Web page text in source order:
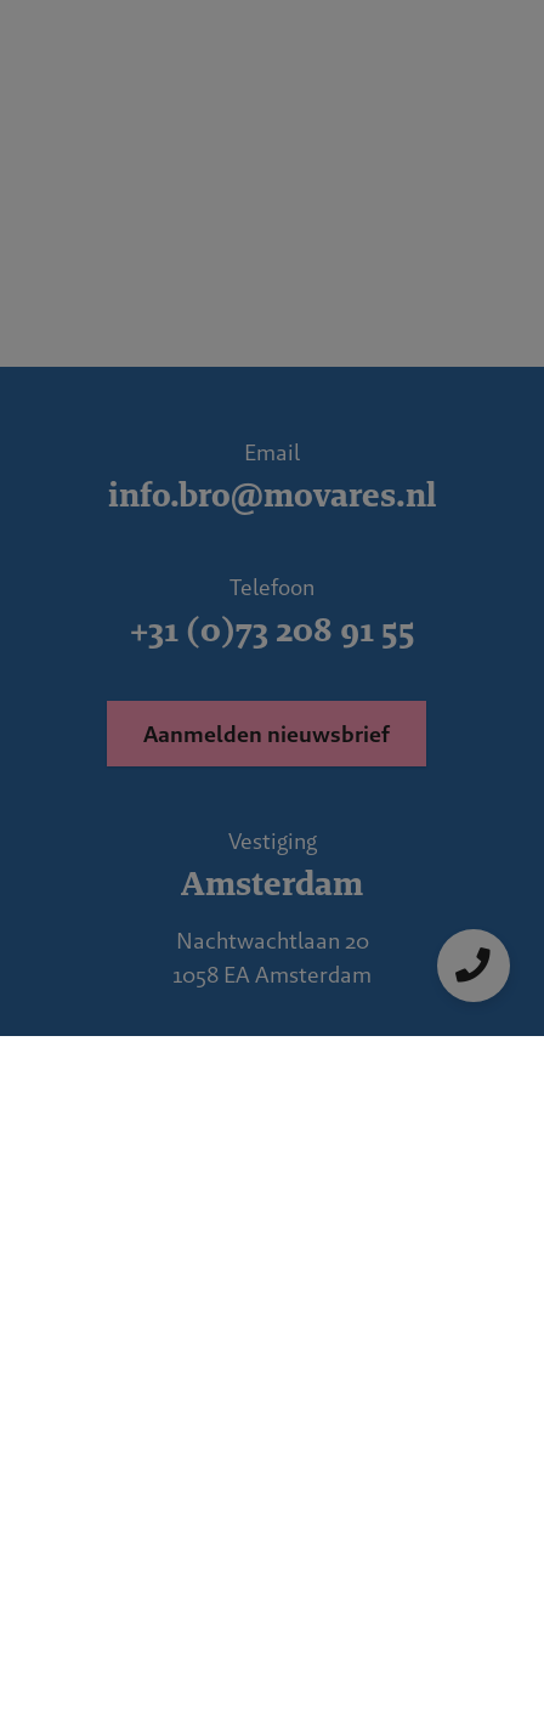
Email
info.bro@movares.nl
Telefoon
+31 (0)73 208 91 55
Aanmelden nieuwsbrief
Vestiging
Amsterdam
Nachtwachtlaan 20
1058 EA Amsterdam